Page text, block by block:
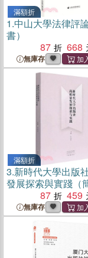
滿額折
1.中山大學法律評
書）
87
668
無庫存
滿額折
3.新時代大學出版
發展探索與實踐（
87
459
無庫存